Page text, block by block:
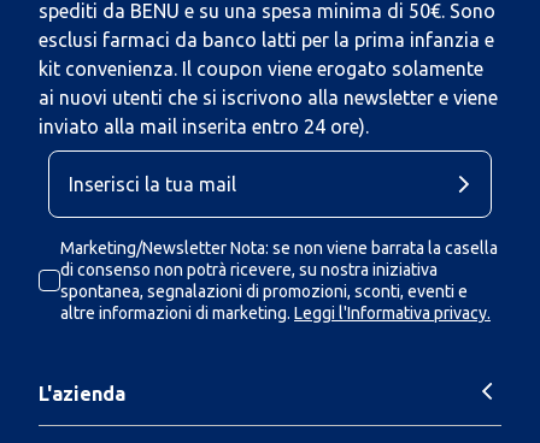
spediti da BENU e su una spesa minima di 50€. Sono
esclusi farmaci da banco latti per la prima infanzia e
kit convenienza. Il coupon viene erogato solamente
ai nuovi utenti che si iscrivono alla newsletter e viene
inviato alla mail inserita entro 24 ore).
Marketing/Newsletter Nota: se non viene barrata la casella
di consenso non potrà ricevere, su nostra iniziativa
spontanea, segnalazioni di promozioni, sconti, eventi e
altre informazioni di marketing. Leggi l'Informativa privacy.
L'azienda